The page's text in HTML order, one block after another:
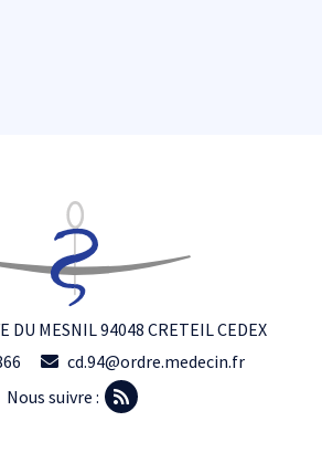
DU MESNIL 94048 CRETEIL CEDEX
cd.94@ordre.medecin.fr
Nous suivre :